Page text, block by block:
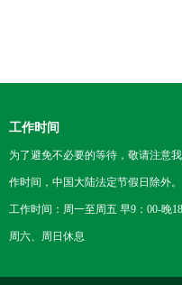
工作时间
为了避免不必要的等待，敬请注意
作时间，中国大陆法定节假日除外。
工作时间：周一至周五 早9：00-晚
周六、周日休息